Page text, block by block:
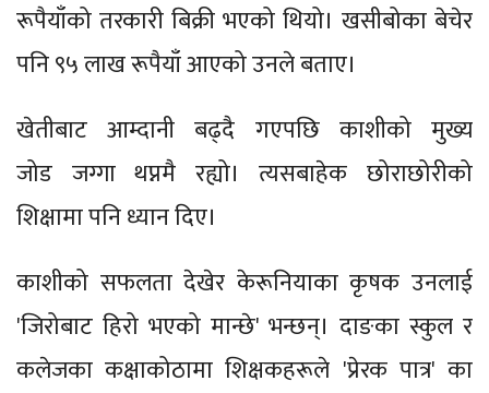
रूपैयाँको तरकारी बिक्री भएको थियो। खसीबोका बेचेर
पनि ९५ लाख रूपैयाँ आएको उनले बताए।
खेतीबाट आम्दानी बढ्दै गएपछि काशीको मुख्य
जोड जग्गा थप्नमै रह्यो। त्यसबाहेक छोराछोरीको
शिक्षामा पनि ध्यान दिए।
काशीको सफलता देखेर केरूनियाका कृषक उनलाई
'जिरोबाट हिरो भएको मान्छे' भन्छन्। दाङका स्कुल र
कलेजका कक्षाकोठामा शिक्षकहरूले 'प्रेरक पात्र' का